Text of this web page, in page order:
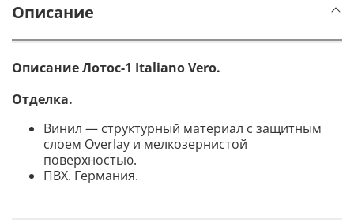
Описание
Описание Лотос-1 Italiano Vero.
Отделка.
Винил — структурный материал с защитным
слоем Overlay и мелкозернистой
поверхностью.
ПВХ. Германия.